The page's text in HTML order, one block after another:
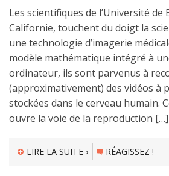
Les scientifiques de l’Université de
Californie, touchent du doigt la
une technologie d’imagerie
modèle mathématique intégré à
ordinateur, ils sont parvenus à
(approximativement) des vidéos à
stockées dans le cerveau humain.
ouvre la voie de la reproduction […]
LIRE LA SUITE › RÉAGISSEZ !